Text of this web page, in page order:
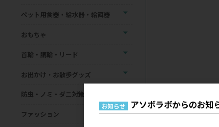
ペット用食器・給水器・給餌器
おもちゃ
首輪・胴輪・リード
お出かけ・お散歩グッズ
防虫・ノミ・ダニ対策用品
ファッション
お知らせ アソボラボからのお知